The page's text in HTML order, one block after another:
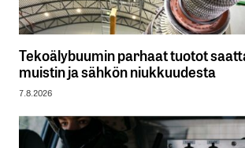
Tekoälybuumin parhaat tuotot
muistin ja sähkön niukkuudesta
7.8.2026